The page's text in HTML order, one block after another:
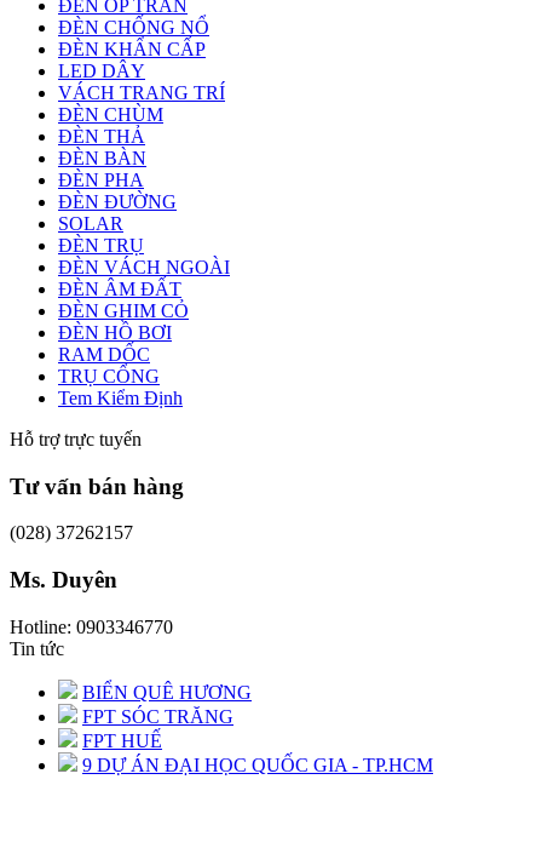
ĐÈN ỐP TRẦN
ĐÈN CHỐNG NỔ
ĐÈN KHẨN CẤP
LED DÂY
VÁCH TRANG TRÍ
ĐÈN CHÙM
ĐÈN THẢ
ĐÈN BÀN
ĐÈN PHA
ĐÈN ĐƯỜNG
SOLAR
ĐÈN TRỤ
ĐÈN VÁCH NGOÀI
ĐÈN ÂM ĐẤT
ĐÈN GHIM CỎ
ĐÈN HỒ BƠI
RAM DỐC
TRỤ CỔNG
Tem Kiểm Định
Hỗ trợ trực tuyến
Tư vấn bán hàng
(028) 37262157
Ms. Duyên
Hotline: 0903346770
Tin tức
BIỂN QUÊ HƯƠNG
FPT SÓC TRĂNG
FPT HUẾ
9 DỰ ÁN ĐẠI HỌC QUỐC GIA - TP.HCM